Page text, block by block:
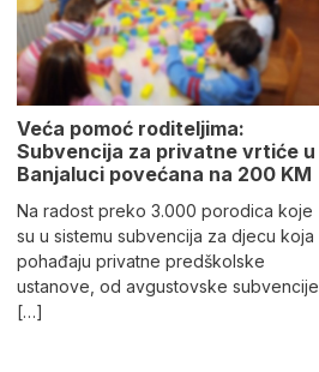
Veća pomoć roditeljima:
Subvencija za privatne vrtiće u
Banjaluci povećana na 200 KM
Na radost preko 3.000 porodica koje
su u sistemu subvencija za djecu koja
pohađaju privatne predškolske
ustanove, od avgustovske subvencije
[…]